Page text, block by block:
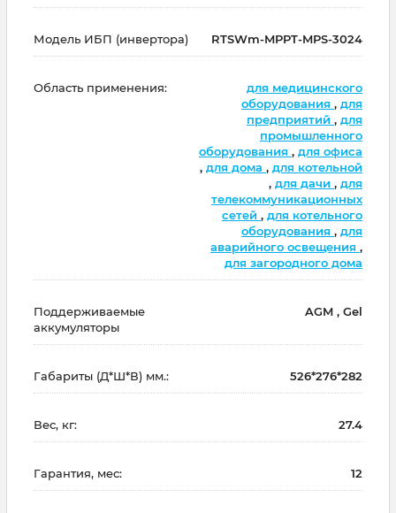
Модель ИБП (инвертора) RTSWm-MPPT-MPS-3024
Область применения:
для медицинского
оборудования , для
предприятий , для
промышленного
оборудования , для офиса
, для дома , для котельной
, для дачи , для
телекоммуникационных
сетей , для котельного
оборудования , для
аварийного освещения ,
для загородного дома
Поддерживаемые
аккумуляторы
AGM , Gel
Габариты (Д*Ш*В) мм.: 526*276*282
Вес, кг: 27.4
Гарантия, мес: 12